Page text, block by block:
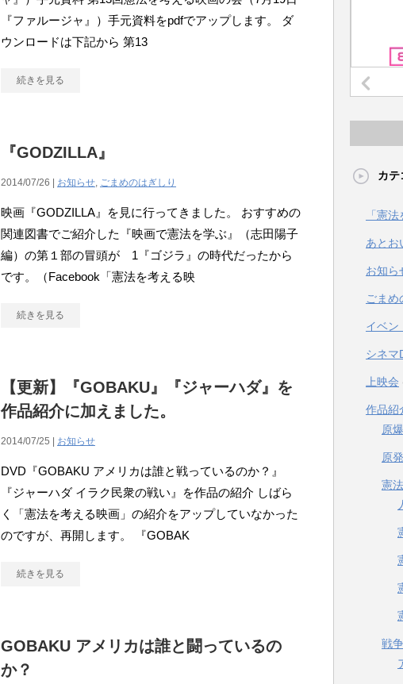
『ファルージャ』）手元資料をpdfでアップします。 ダ
ウンロードは下記から 第13
続きを見る
『GODZILLA』
2014/07/26 | お知らせ, ごまめのはぎしり
映画『GODZILLA』を見に行ってきました。 おすすめの
関連図書でご紹介した『映画で憲法を学ぶ』（志田陽子
編）の第１部の冒頭が 1『ゴジラ』の時代だったから
です。（Facebook「憲法を考える映
続きを見る
【更新】『GOBAKU』『ジャーハダ』を
作品紹介に加えました。
2014/07/25 | お知らせ
DVD『GOBAKU アメリカは誰と戦っているのか？』
『ジャーハダ イラク民衆の戦い』を作品の紹介 しばら
く「憲法を考える映画」の紹介をアップしていなかった
のですが、再開します。 『GOBAK
続きを見る
GOBAKU アメリカは誰と闘っているの
か？
カテ
「憲
あとお
お知ら
ごまめ
イベン
シネマ
上映会
作品紹
原
原
憲
戦